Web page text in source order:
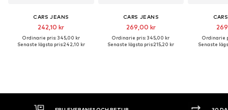
CARS JEANS
242,10 kr
Ordinarie pris: 345,00 kr
Senaste lägsta pris:242,10 kr
CARS JEANS
269,00 kr
Ordinarie pris: 345,00 kr
Senaste lägsta pris:215,20 kr
Ordinarie
Senaste